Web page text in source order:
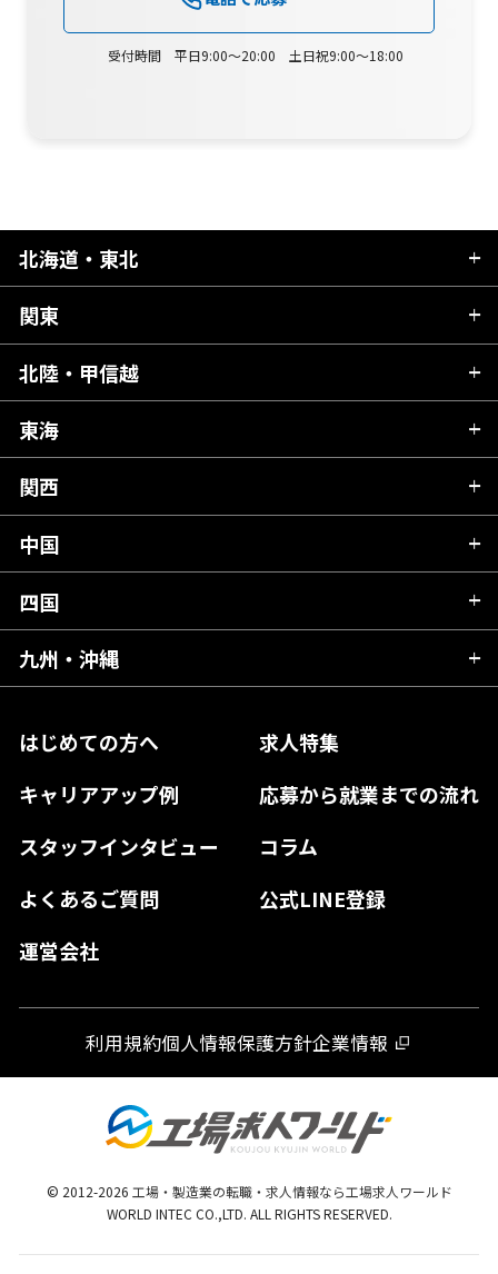
受付時間 平日9:00～20:00 土日祝9:00～18:00
はじめての方へ
求人特集
キャリアアップ例
応募から就業までの流れ
スタッフインタビュー
コラム
よくあるご質問
公式LINE登録
運営会社
北海道・東北
北海道
青森県
秋田県
岩手県
宮城県
福島県
関東
茨城県
栃木県
群馬県
千葉県
東京都
神奈川県
北陸・甲信越
新潟県
富山県
石川県
山梨県
長野県
東海
岐阜県
静岡県
愛知県
関西
滋賀県
京都府
大阪府
奈良県
和歌山県
中国
広島県
岡山県
島根県
山口県
四国
愛媛県
高知県
徳島県
九州・沖縄
熊本県
宮崎県
鹿児島県
利用規約個人情報保護方針企業情報
© 2012-2026 工場・製造業の転職・求人情報なら工場求人ワールド
WORLD INTEC CO.,LTD. ALL RIGHTS RESERVED.